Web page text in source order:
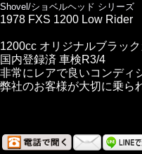
Shovel/ショベルヘッド シリーズ
1978 FXS 1200 Low Rider
1200cc オリジナルブラッ
国内登録済 車検R3/4
非常にレアで良いコンディ
弊社のお客様が大切に乗ら